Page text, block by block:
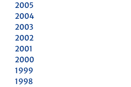
2005
2004
2003
2002
2001
2000
1999
1998